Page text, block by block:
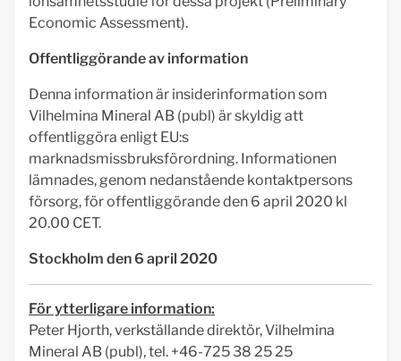
Economic Assessment).
Offentliggörande av information
Denna information är insiderinformation som
Vilhelmina Mineral AB (publ) är skyldig att
offentliggöra enligt EU:s
marknadsmissbruksförordning. Informationen
lämnades, genom nedanstående kontaktpersons
försorg, för offentliggörande den 6 april 2020 kl
20.00 CET.
Stockholm den 6 april 2020
För ytterligare information:
Peter Hjorth, verkställande direktör, Vilhelmina
Mineral AB (publ), tel. +46-725 38 25 25